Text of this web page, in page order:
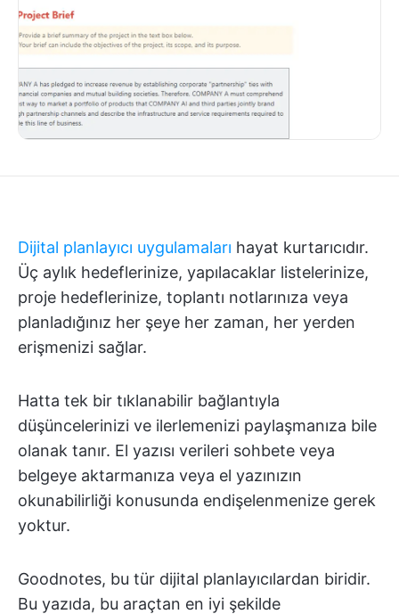
Dijital planlayıcı uygulamaları hayat kurtarıcıdır.
Üç aylık hedeflerinize, yapılacaklar listelerinize,
proje hedeflerinize, toplantı notlarınıza veya
planladığınız her şeye her zaman, her yerden
erişmenizi sağlar.
Hatta tek bir tıklanabilir bağlantıyla
düşüncelerinizi ve ilerlemenizi paylaşmanıza bile
olanak tanır. El yazısı verileri sohbete veya
belgeye aktarmanıza veya el yazınızın
okunabilirliği konusunda endişelenmenize gerek
yoktur.
Goodnotes, bu tür dijital planlayıcılardan biridir.
Bu yazıda, bu araçtan en iyi şekilde